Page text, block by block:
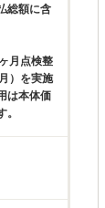
総額に含
月点検整
）を実施
は本体価